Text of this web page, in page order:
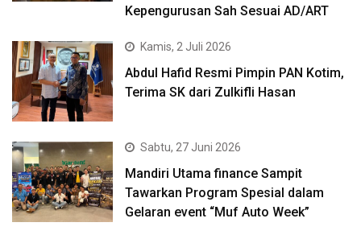
Kepengurusan Sah Sesuai AD/ART
Kamis, 2 Juli 2026
Abdul Hafid Resmi Pimpin PAN Kotim,
Terima SK dari Zulkifli Hasan
Sabtu, 27 Juni 2026
Mandiri Utama finance Sampit
Tawarkan Program Spesial dalam
Gelaran event “Muf Auto Week”